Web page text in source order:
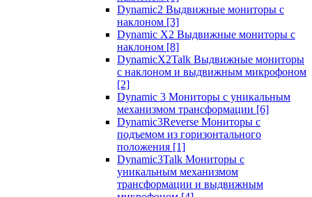
Dynamic2 Выдвижные мониторы с
наклоном [3]
Dynamic X2 Выдвижные мониторы с
наклоном [8]
DynamicX2Talk Выдвижные мониторы
с наклоном и выдвижным микрофоном
[2]
Dynamic 3 Мониторы с уникальным
механизмом трансформации [6]
Dynamic3Reverse Мониторы с
подъемом из горизонтального
положения [1]
Dynamic3Talk Мониторы с
уникальным механизмом
трансформации и выдвижным